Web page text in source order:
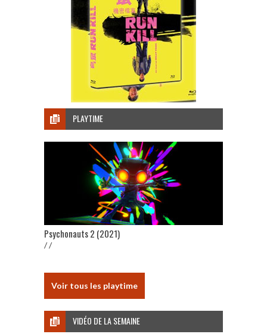
PLAYTIME
Psychonauts 2 (2021)
/ /
Voir tous les playtime
VIDÉO DE LA SEMAINE